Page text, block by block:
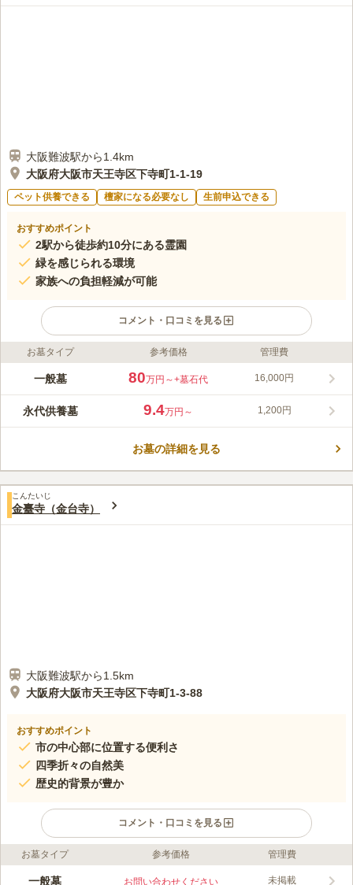
です。
大阪難波駅から1.4km
大阪府大阪市天王寺区下寺町1-1-19
ペット供養できる 檀家になる必要なし 生前申込できる
おすすめポイント
2駅から徒歩約10分にある霊園
緑を感じられる環境
家族への負担軽減が可能
コメント・口コミを見る
ライフドット編集部のコメント
山門からまっすぐに伸びた参道が美しい、宗教不問の寺院霊苑で
の懐の大きさを感じることができる空間です。 400年以上の歴史
をもつ由緒ある寺院です。緑が多く穏やかな空気を感じられるで
となく申し込むことができます。一つのお墓に4霊まで納骨が可
この霊園はまだ誰からも評価されていません。
お墓タイプ 参考価格 管理費
一般墓 80万円～+墓石代 16,000円
永代供養墓 9.4万円～ 1,200円
お墓の詳細を見る
こんたいじ
金臺寺（金台寺）
大阪難波駅から1.5km
大阪府大阪市天王寺区下寺町1-3-88
おすすめポイント
市の中心部に位置する便利さ
四季折々の自然美
歴史的背景が豊か
コメント・口コミを見る
口コミ評価
この霊園はまだ誰からも評価されていません。
お墓タイプ 参考価格 管理費
一般墓 お問い合わせください 未掲載